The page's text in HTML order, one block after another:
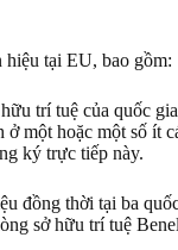
hiệu tại EU, bao gồm:
trí tuệ của quốc
một hoặc một số
ký trực tiếp này.
đồng thời tại ba
sở hữu trí tuệ